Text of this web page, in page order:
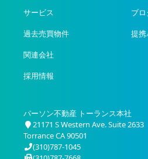
サービス
過去売買物件
関連会社
採用情報
ブ
提
パーソン不動産 トーランス本社
21171 S Western Ave. Suite 2633
Torrance CA 90501
(310)787-1045